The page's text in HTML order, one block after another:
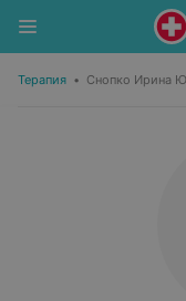
Терапия • Снопко Ирина